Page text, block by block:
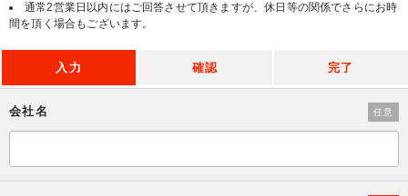
通常2営業日以内にはご回答させて頂きますが、休日等の関係でさらにお時
間を頂く場合もございます。
入力 確認 完了
会社名 任意